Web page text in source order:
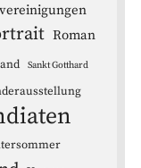
Roman
Sankt Gotthard